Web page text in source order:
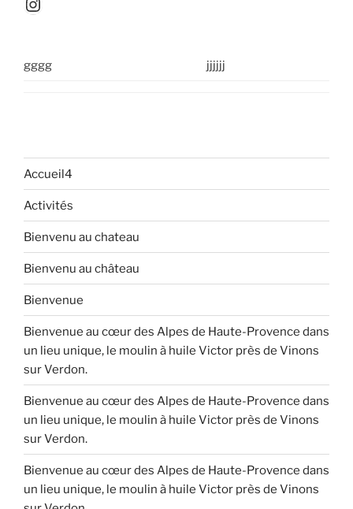
gggg jjjjjj
Accueil4
Activités
Bienvenu au chateau
Bienvenu au château
Bienvenue
Bienvenue au cœur des Alpes de Haute-Provence dans
un lieu unique, le moulin à huile Victor près de Vinons
sur Verdon.
Bienvenue au cœur des Alpes de Haute-Provence dans
un lieu unique, le moulin à huile Victor près de Vinons
sur Verdon.
Bienvenue au cœur des Alpes de Haute-Provence dans
un lieu unique, le moulin à huile Victor près de Vinons